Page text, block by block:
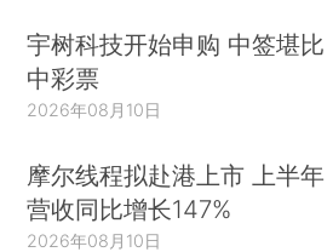
宇树科技开始申购 中签堪比
中彩票
2026年08月10日
摩尔线程拟赴港上市 上半年
营收同比增长147%
2026年08月10日